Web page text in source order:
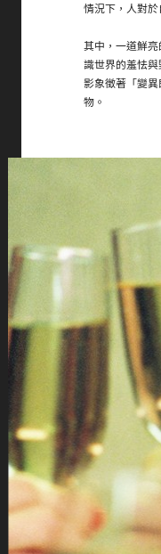
情況下，人對
其中，一道鮮
識世界的羞怯
影象徵著「變
物。